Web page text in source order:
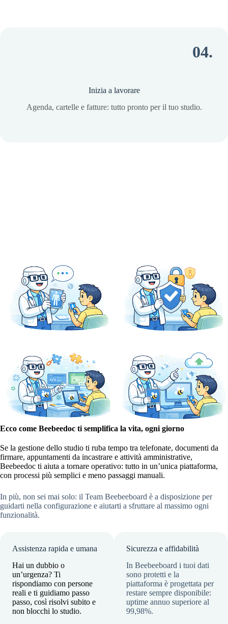
04.
Inizia a lavorare
Agenda, cartelle e fatture: tutto pronto per il tuo studio.
Ecco come Beebeedoc ti semplifica la vita, ogni giorno
Se la gestione dello studio ti ruba tempo tra telefonate, documenti da
firmare, appuntamenti da incastrare e attività amministrative,
Beebeedoc ti aiuta a tornare operativo: tutto in un’unica piattaforma,
con processi più semplici e meno passaggi manuali.
In più, non sei mai solo: il Team Beebeeboard è a disposizione per
guidarti nella configurazione e aiutarti a sfruttare al massimo ogni
funzionalità.
Assistenza rapida e umana
Hai un dubbio o
un’urgenza? Ti
rispondiamo con persone
reali e ti guidiamo passo
passo, così risolvi subito e
non blocchi lo studio.
Sicurezza e affidabilità
In Beebeeboard i tuoi dati
sono protetti e la
piattaforma è progettata per
restare sempre disponibile:
uptime annuo superiore al
99,98%.